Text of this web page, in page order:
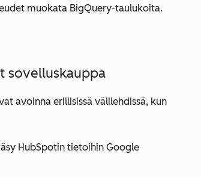
muokata BigQuery-taulukoita.
sovelluskauppa
avoinna erillisissä välilehdissä, kun
HubSpotin tietoihin Google